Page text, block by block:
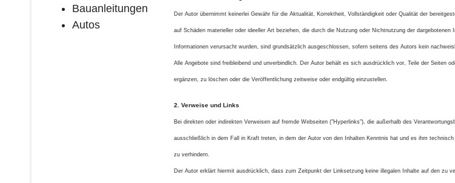
Bauanleitungen
Autos
Der Autor übernimmt keinerlei Gewähr für die Aktualität, Korrektheit, Vollständigkeit oder Qualität der
auf Schäden materieller oder ideeller Art beziehen, die durch die Nutzung oder Nichtnutzung der
Informationen verursacht wurden, sind grundsätzlich ausgeschlossen, sofern seitens des Autors kein
Alle Angebote sind freibleibend und unverbindlich. Der Autor behält es sich ausdrücklich vor, Teile der Seiten
ergänzen, zu löschen oder die Veröffentlichung zeitweise oder endgültig einzustellen.
2. Verweise und Links
Bei direkten oder indirekten Verweisen auf fremde Webseiten ("Hyperlinks"), die außerhalb des
ausschließlich in dem Fall in Kraft treten, in dem der Autor von den Inhalten Kenntnis hat und es ihm
zu verhindern.
Der Autor erklärt hiermit ausdrücklich, dass zum Zeitpunkt der Linksetzung keine illegalen Inhalte auf den zu